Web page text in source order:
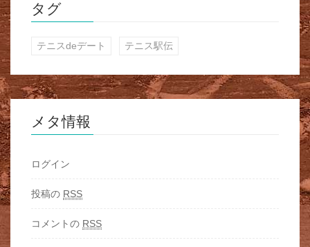
タグ
テニスdeデート テニス駅伝
メタ情報
ログイン
投稿の RSS
コメントの RSS